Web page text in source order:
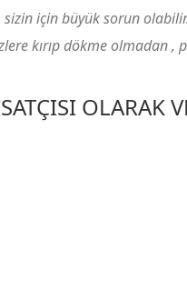
sizin için büyük sorun
kırıp dökme olmadan ,
OLARAK